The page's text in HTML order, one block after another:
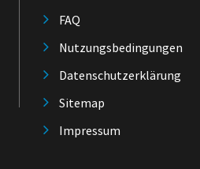
FAQ
Nutzungsbedingungen
Datenschutzerklärung
Sitemap
Impressum